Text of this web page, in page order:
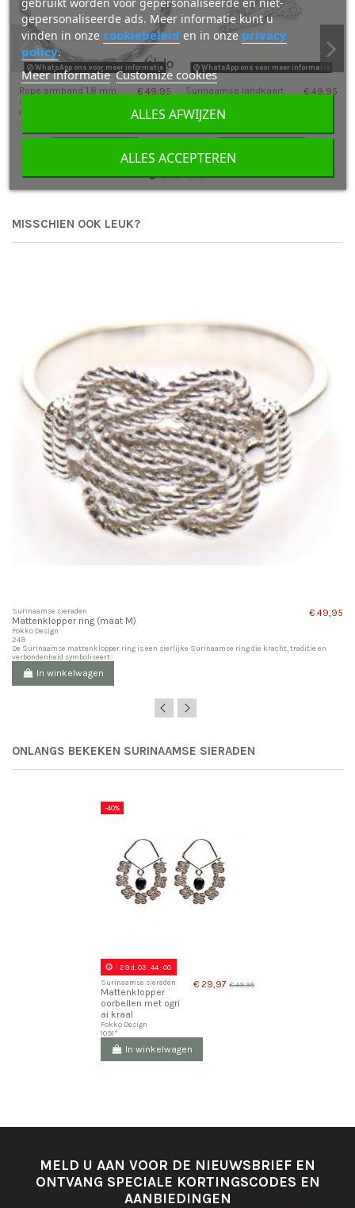
WhatsApp ons voor meer informatie
Rope armband 1.8 mm
Fokko Design
842
€ 49,95
WhatsApp ons voor meer informatie
Surinaamse landkaart
Fokko Design
€ 49,95
MISSCHIEN OOK LEUK?
Surinaamse sieraden
Mattenklopper ring (maat M)
Fokko Design
249
€ 49,95
De Surinaamse mattenklopper ring is een sierlijke Surinaamse ring die kracht, traditie en
verbondenheid symboliseert.
In winkelwagen
ONLANGS BEKEKEN SURINAAMSE SIERADEN
-40%
29d. 03:43:59
Surinaamse sieraden
Mattenklopper
oorbellen met ogri
ai kraal
Fokko Design
1091*
€ 29,97 € 49,95
In winkelwagen
MELD U AAN VOOR DE NIEUWSBRIEF EN
ONTVANG SPECIALE KORTINGSCODES EN
AANBIEDINGEN
gepersonaliseerde ads. Meer informatie kunt u
vinden in onze cookiebeleid en in onze privacy
policy.
Meer informatie Customize cookies
ALLES AFWIJZEN
ALLES ACCEPTEREN